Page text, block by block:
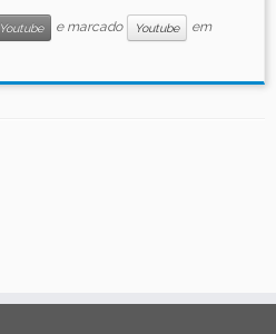
Youtube e marcado Youtube
em